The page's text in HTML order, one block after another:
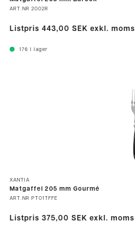
ART.NR 2002R
Listpris 443,00 SEK exkl. moms
176 I lager
XANTIA
Matgaffel 205 mm Gourmé
ART.NR PT01TFFE
Listpris 375,00 SEK exkl. moms